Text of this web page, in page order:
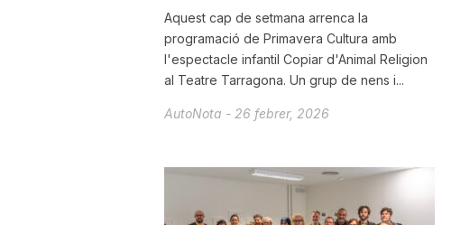
d
a
Aquest cap de setmana arrenca la
programació de Primavera Cultura amb
l'espectacle infantil Copiar d'Animal Religion
al Teatre Tarragona. Un grup de nens i...
AutoNota - 26 febrer, 2026